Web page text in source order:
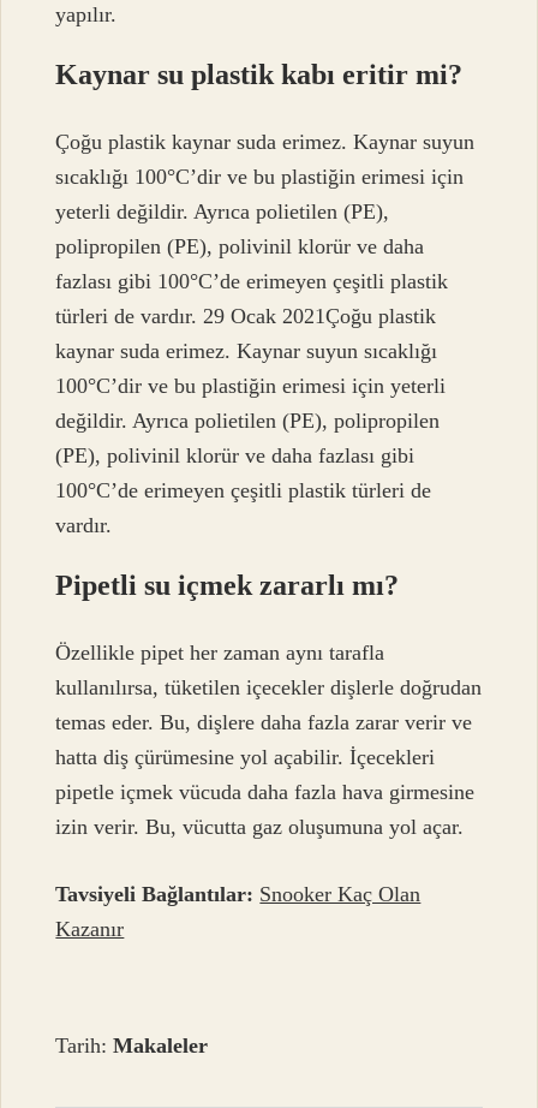
yapılır.
Kaynar su plastik kabı eritir mi?
Çoğu plastik kaynar suda erimez. Kaynar suyun
sıcaklığı 100°C’dir ve bu plastiğin erimesi için
yeterli değildir. Ayrıca polietilen (PE),
polipropilen (PE), polivinil klorür ve daha
fazlası gibi 100°C’de erimeyen çeşitli plastik
türleri de vardır. 29 Ocak 2021Çoğu plastik
kaynar suda erimez. Kaynar suyun sıcaklığı
100°C’dir ve bu plastiğin erimesi için yeterli
değildir. Ayrıca polietilen (PE), polipropilen
(PE), polivinil klorür ve daha fazlası gibi
100°C’de erimeyen çeşitli plastik türleri de
vardır.
Pipetli su içmek zararlı mı?
Özellikle pipet her zaman aynı tarafla
kullanılırsa, tüketilen içecekler dişlerle doğrudan
temas eder. Bu, dişlere daha fazla zarar verir ve
hatta diş çürümesine yol açabilir. İçecekleri
pipetle içmek vücuda daha fazla hava girmesine
izin verir. Bu, vücutta gaz oluşumuna yol açar.
Tavsiyeli Bağlantılar: Snooker Kaç Olan
Kazanır
Tarih:Makaleler